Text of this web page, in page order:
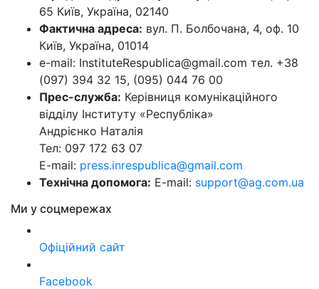
65 Київ, Україна, 02140
Фактична адреса: вул. П. Болбочана, 4, оф. 10
Київ, Україна, 01014
e-mail: InstituteRespublica@gmail.com тел. +38
(097) 394 32 15, (095) 044 76 00
Прес-служба: Керівниця комунікаційного
відділу Інституту «Республіка»
Андрієнко Наталія
Тел: 097 172 63 07
E-mail: press.inrespublica@gmail.com
Технічна допомога: E-mail: support@ag.com.ua
Ми у соцмережах
Офіційний сайт
Facebook